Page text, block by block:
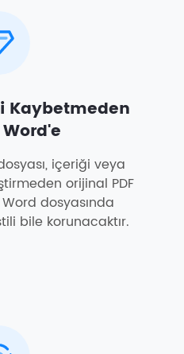
Kaybetmeden
içeriği veya
orijinal PDF
dosyasında
bile korunacaktır.